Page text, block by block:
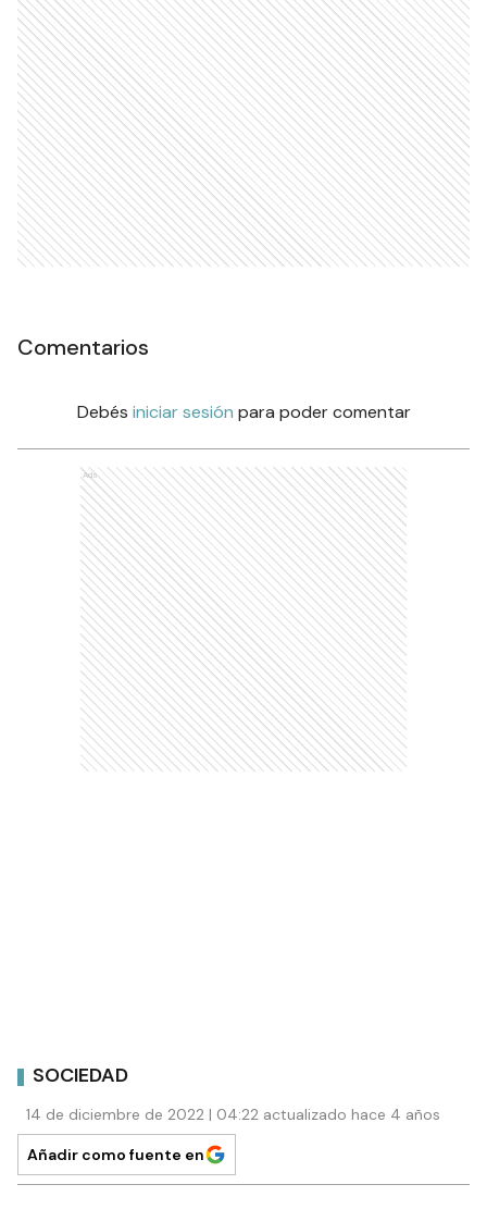
Comentarios
Debés iniciar sesión para poder comentar
Ads
SOCIEDAD
14 de diciembre de 2022 | 04:22 actualizado hace 4 años
Añadir como fuente en